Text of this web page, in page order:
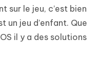
sur le jeu, c’est bien
un jeu d’enfant. Que
il y a des solutions